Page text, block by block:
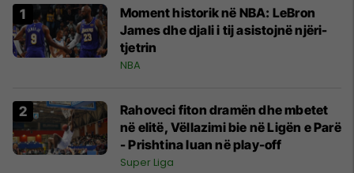
Moment historik në NBA: LeBron
James dhe djali i tij asistojnë njëri-
tjetrin
NBA
Rahoveci fiton dramën dhe mbetet
në elitë, Vëllazimi bie në Ligën e Parë
- Prishtina luan në play-off
Super Liga